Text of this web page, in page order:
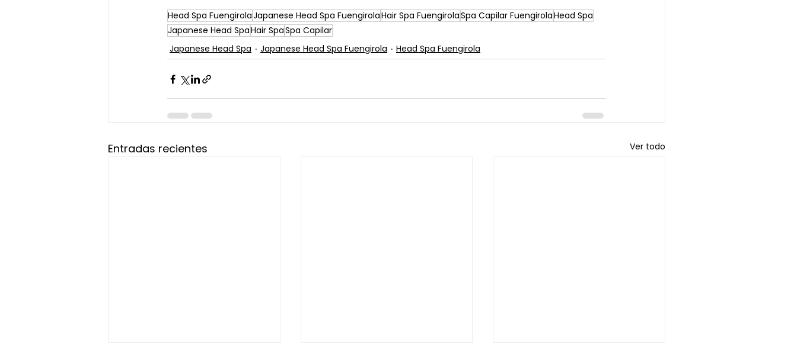
Head Spa FuengirolaJapanese Head Spa FuengirolaHair Spa FuengirolaSpa Capilar FuengirolaHead Spa
Japanese Head SpaHair SpaSpa Capilar
Japanese Head Spa
Japanese Head Spa Fuengirola Head Spa Fuengirola
Entradas recientes Ver todo